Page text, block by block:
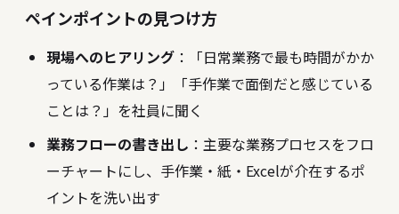
ペインポイントの見つけ方
現場へのヒアリング ：「日常業務で最も時間がかか
っている作業は？」「手作業で面倒だと感じている
ことは？」を社員に聞く
業務フローの書き出し ：主要な業務プロセスをフロ
ーチャートにし、手作業・紙・Excelが介在するポ
イントを洗い出す